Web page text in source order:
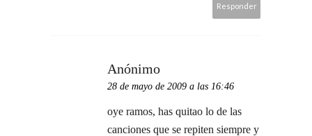
Responder
Anónimo
28 de mayo de 2009 a las 16:46
oye ramos, has quitao lo de las
canciones que se repiten siempre y